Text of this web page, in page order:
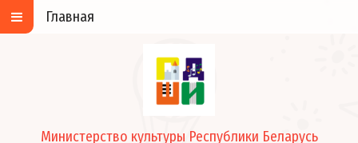
Министерство культуры Республики Беларусь
Главная